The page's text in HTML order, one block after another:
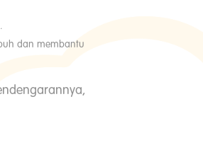
dan membantu